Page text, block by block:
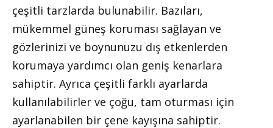
çeşitli tarzlarda bulunabilir. Bazıları,
mükemmel güneş koruması sağlayan ve
gözlerinizi ve boynunuzu dış etkenlerden
korumaya yardımcı olan geniş kenarlara
sahiptir. Ayrıca çeşitli farklı ayarlarda
kullanılabilirler ve çoğu, tam oturması için
ayarlanabilen bir çene kayışına sahiptir.